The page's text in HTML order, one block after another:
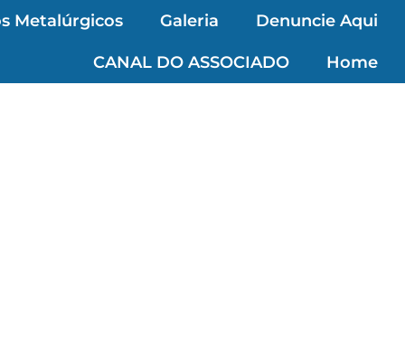
Metalúrgicos Galeria Denuncie Aqui
CANAL DO ASSOCIADO Home